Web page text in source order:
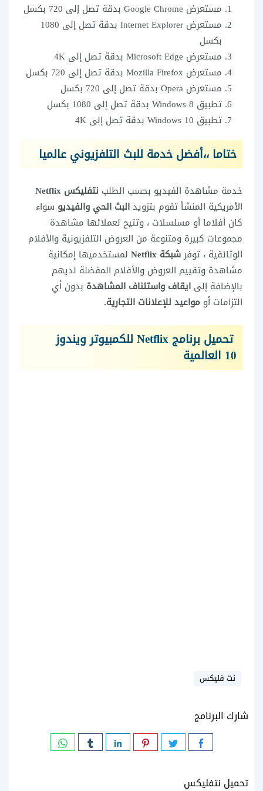
مستعرض Google Chrome بدقة تصل إلى 720 بكسل
مستعرض Internet Explorer بدقة تصل إلى 1080
بكسل
مستعرض Microsoft Edge بدقة تصل إلى 4K
مستعرض Mozilla Firefox بدقة تصل إلى 720 بكسل
مستعرض Opera بدقة تصل إلى 720 بكسل
تطبيق Windows 8 بدقة تصل إلى 1080 بكسل
تطبيق Windows 10 بدقة تصل إلى 4K
ختاما ،،أفضل خدمة للبث التلفزيوني عالميا
خدمة مشاهدة الفيديو بحسب الطلب نتفليكس Netflix
الأمريكية المنشأ تقوم بتزويدالبث الحي والفيديو سواء
كان أفلاما أو مسلسلات ، وتتيح لعملائها مشاهدة
مجموعات كبيرة ومتنوعة من العروض التلفزيونية والأفلام
الوثائقية ، توفرشبكة Netflix
لمستخدميها إمكانية
مشاهدة وتقييم العروض والأفلام المفضلة لديهم
بالإضافة إلى ايقاف واستئناف المشاهدة بدون أي
التزامات أو مواعيد للإعلانات التجارية.
تحميل برنامج Netflix للكمبيوتر ويندوز
10 العالمية
نت فليكس
شارك البرنامج
تحميل نتفليكس